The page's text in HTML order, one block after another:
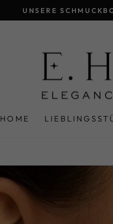
UNSERE
HOME